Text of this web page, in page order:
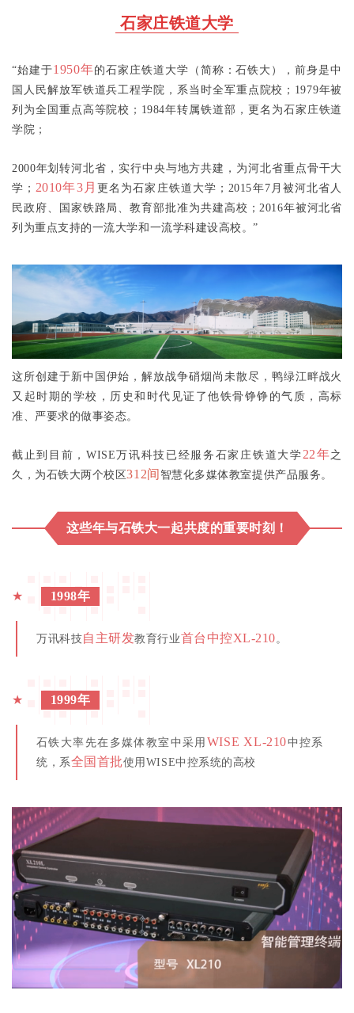
石家庄铁道大学
“始建于1950年的石家庄铁道大学（简称：石铁大），前身是中
国人民解放军铁道兵工程学院，系当时全军重点院校； 1979年被
列为全国重点高等院校； 1984年转属铁道部，更名为石家庄铁道
学院；
2000年划转河北省，实行中央与地方共建，为河北省重点骨干大
学； 2010年3月 更名为石家庄铁道大学； 2015年7月 被河北省人
民政府、国家铁路局、教育部批准为共建高校； 2016年被河北省
列为重点支持的一流大学和一流学科建设高校。”
这所创建于新中国伊始，解放战争硝烟尚未散尽，鸭绿江畔战火
又起时期的学校，历史和时代见证了他铁骨铮铮的气质，高标
准、严要求的做事姿态。
截止到目前，WISE万讯科技已经服务石家庄铁道大学 22年之
久，为石铁大两个校区312间 智慧化多媒体教室提供产品服务。
这些年与石铁大一起共度的重要时刻！
★ 1998年
万讯科技自主研发教育行业首台中控XL-210。
★ 1999年
石铁大率先在多媒体教室中采用 WISE XL-210中控系
统，系全国首批使用WISE中控系统的高校